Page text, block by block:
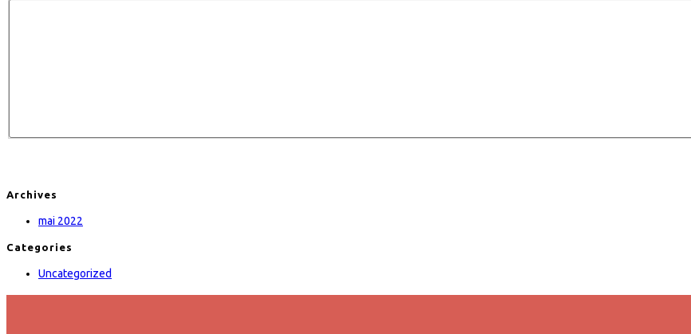
Archives
mai 2022
Categories
Uncategorized